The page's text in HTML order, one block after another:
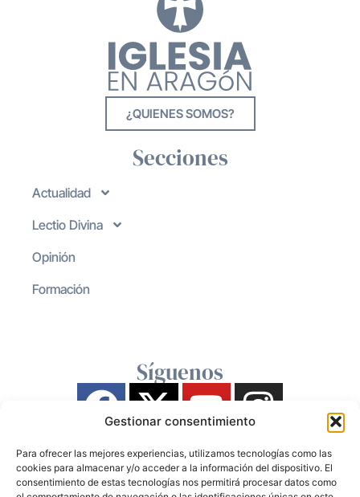
Gestionar consentimiento
Para ofrecer las mejores experiencias, utilizamos tecnologías como las
cookies para almacenar y/o acceder a la información del dispositivo. El
consentimiento de estas tecnologías nos permitirá procesar datos como
¿QUIENES SOMOS?
Secciones
Actualidad
Lectio Divina
Opinión
Formación
Síguenos